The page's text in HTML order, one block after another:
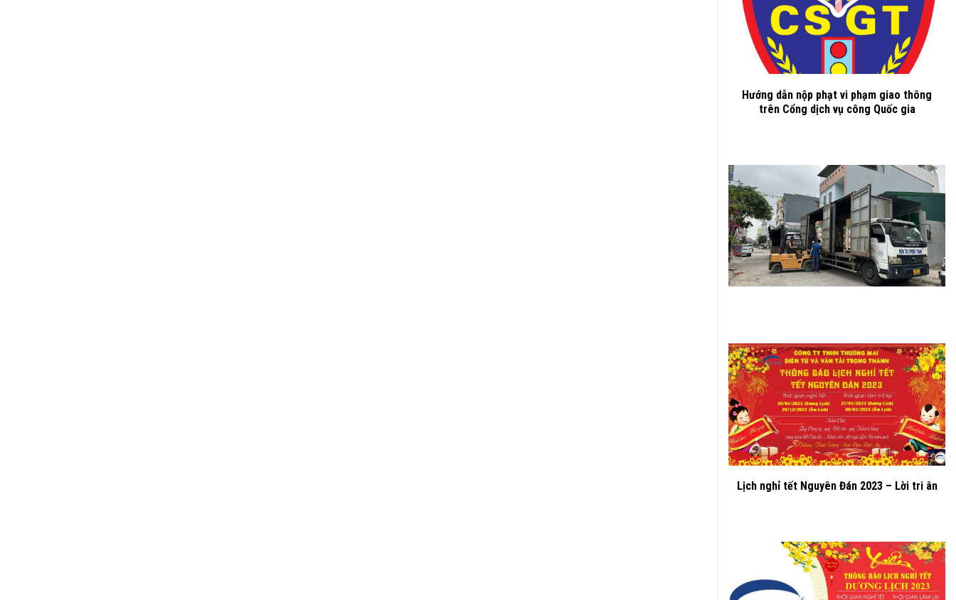
Hướng dẫn nộp phạt vi phạm giao thông
trên Cổng dịch vụ công Quốc gia
Lịch nghỉ tết Nguyên Đán 2023 – Lời tri ân